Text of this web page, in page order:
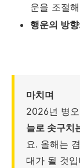
운을 조절
행운의 방
마치며
2026년 병
늘로 솟구치
요. 올해는
대가 될 것입